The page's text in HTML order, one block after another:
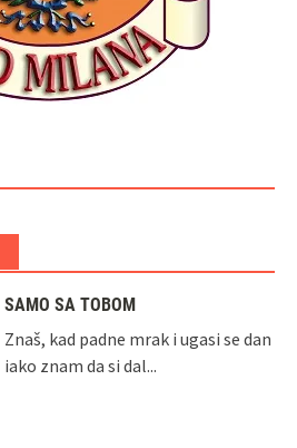
SAMO SA TOBOM
Znaš, kad padne mrak i ugasi se dan
iako znam da si dal...